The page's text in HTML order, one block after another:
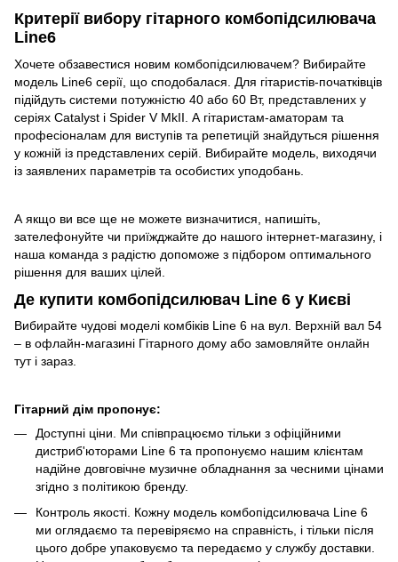
Критерії вибору гітарного комбопідсилювача
Line6
Хочете обзавестися новим комбопідсилювачем? Вибирайте
модель Line6 серії, що сподобалася. Для гітаристів-початківців
підійдуть системи потужністю 40 або 60 Вт, представлених у
серіях Catalyst і Spider V MkII. А гітаристам-аматорам та
професіоналам для виступів та репетицій знайдуться рішення
у кожній із представлених серій. Вибирайте модель, виходячи
із заявлених параметрів та особистих уподобань.
А якщо ви все ще не можете визначитися, напишіть,
зателефонуйте чи приїжджайте до нашого інтернет-магазину, і
наша команда з радістю допоможе з підбором оптимального
рішення для ваших цілей.
Де купити комбопідсилювач Line 6 у Києві
Вибирайте чудові моделі комбіків Line 6 на вул. Верхній вал 54
– в офлайн-магазині Гітарного дому або замовляйте онлайн
тут і зараз.
Гітарний дім пропонує:
Доступні ціни. Ми співпрацюємо тільки з офіційними
дистриб'юторами Line 6 та пропонуємо нашим клієнтам
надійне довговічне музичне обладнання за чесними цінами
згідно з політикою бренду.
Контроль якості. Кожну модель комбопідсилювача Line 6
ми оглядаємо та перевіряємо на справність, і тільки після
цього добре упаковуємо та передаємо у службу доставки.